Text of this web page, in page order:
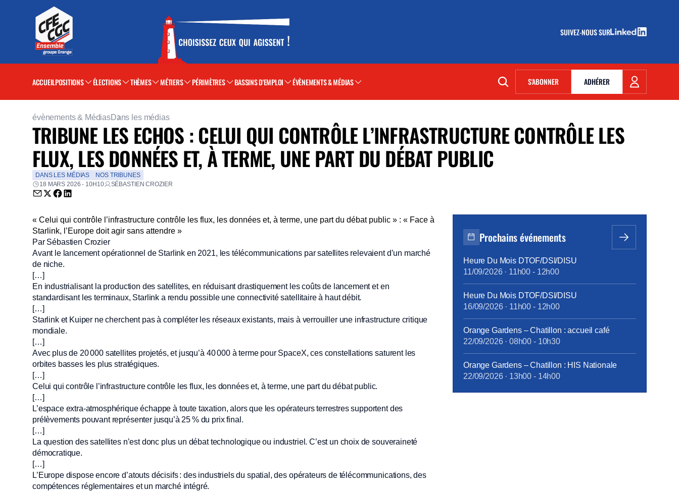
SUIVEZ-NOUS SUR
(NOUVELLE FENÊTRE)
ACCUEILPOSITIONS ÉLECTIONS THÈMES MÉTIERS PÉRIMÈTRES BASSINS D'EMPLOI ÉVÈNEMENTS & MÉDIAS S'ABONNER(NOUVELLE FENÊTRE)
ADHÉRER
évènements & MédiasDans les médias
TRIBUNE LES ECHOS : CELUI QUI CONTRÔLE L’INFRASTRUCTURE CONTRÔLE LES
FLUX, LES DONNÉES ET, À TERME, UNE PART DU DÉBAT PUBLIC
DANS LES MÉDIAS
NOS TRIBUNES
18 MARS 2026 - 10H10
SÉBASTIEN CROZIER
Envoyer par email (nouvelle fenêtre)
Partager sur Twitter (nouvelle fenêtre)
Partager sur Facebook (nouvelle fenêtre)
Partager sur LinkedIn (nouvelle fenêtre)
« Celui qui contrôle l’infrastructure contrôle les flux, les données et, à terme, une part du débat public » : « Face à
Starlink, l’Europe doit agir sans attendre »
Par Sébastien Crozier
Avant le lancement opérationnel de Starlink en 2021, les télécommunications par satellites relevaient d’un marché
de niche.
[…]
En industrialisant la production des satellites, en réduisant drastiquement les coûts de lancement et en
standardisant les terminaux, Starlink a rendu possible une connectivité satellitaire à haut débit.
[…]
Starlink et Kuiper ne cherchent pas à compléter les réseaux existants, mais à verrouiller une infrastructure critique
mondiale.
[…]
Avec plus de 20 000 satellites projetés, et jusqu’à 40 000 à terme pour SpaceX, ces constellations saturent les
orbites basses les plus stratégiques.
[…]
Celui qui contrôle l’infrastructure contrôle les flux, les données et, à terme, une part du débat public.
[…]
L’espace extra-atmosphérique échappe à toute taxation, alors que les opérateurs terrestres supportent des
prélèvements pouvant représenter jusqu’à 25 % du prix final.
[…]
La question des satellites n’est donc plus un débat technologique ou industriel. C’est un choix de souveraineté
démocratique.
[…]
L’Europe dispose encore d’atouts décisifs : des industriels du spatial, des opérateurs de télécommunications, des
compétences réglementaires et un marché intégré.
Prochains événements
Heure Du Mois DTOF/DSI/DISU
11/09/2026· 11h00 - 12h00
Heure Du Mois DTOF/DSI/DISU
16/09/2026· 11h00 - 12h00
Orange Gardens – Chatillon : accueil café
22/09/2026· 08h00 - 10h30
Orange Gardens – Chatillon : HIS Nationale
22/09/2026· 13h00 - 14h00